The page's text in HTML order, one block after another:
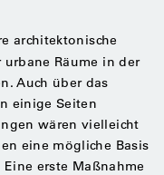
architektonische
urbane Räume in der
Auch über das
einige Seiten
wären vielleicht
eine mögliche Basis
erste Maßnahme